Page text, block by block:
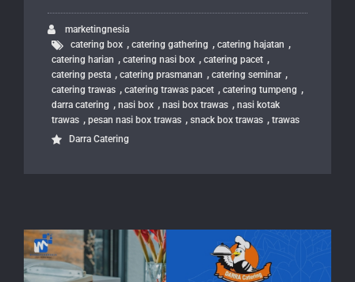
marketingnesia
catering box , catering gathering , catering hajatan ,
catering harian , catering nasi box , catering pacet ,
catering pesta , catering prasmanan , catering seminar ,
catering trawas , catering trawas pacet , catering tumpeng ,
darra catering , nasi box , nasi box trawas , nasi kotak
trawas , pesan nasi box trawas , snack box trawas , trawas
Darra Catering